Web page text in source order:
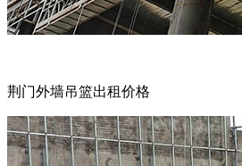
荆门外墙吊篮出租价格